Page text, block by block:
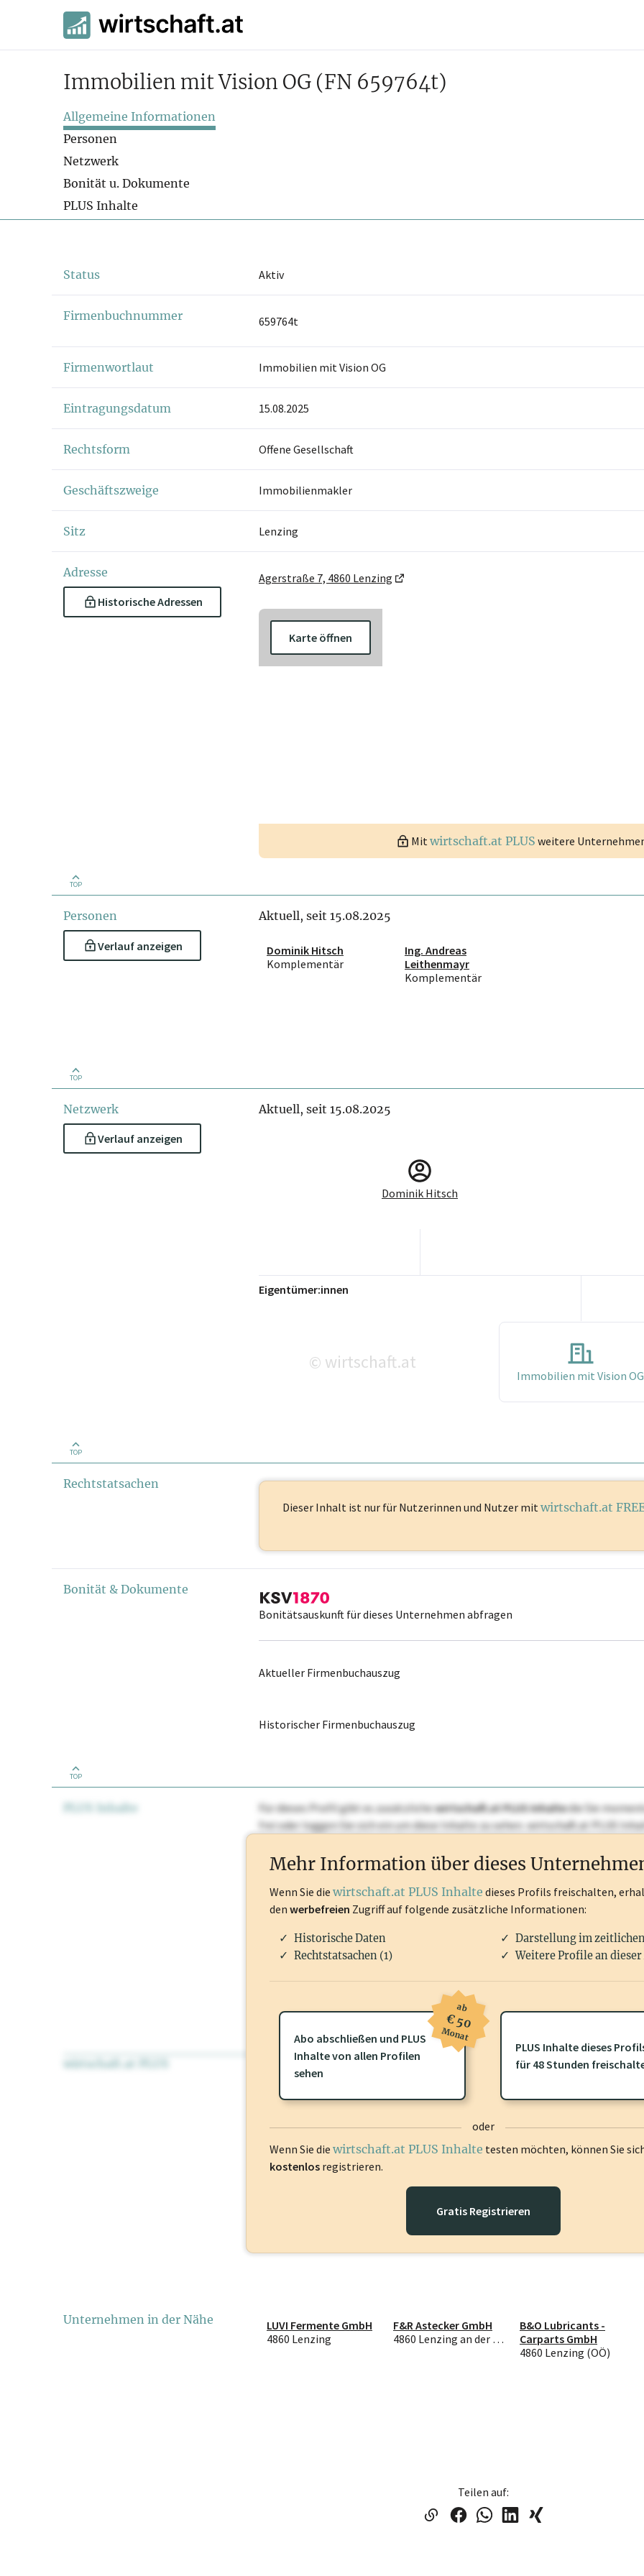
Immobilien mit Vision OG (FN 659764t)
Allgemeine Informationen
Personen
Netzwerk
Bonität u. Dokumente
PLUS Inhalte
Status Aktiv
Firmenbuchnummer 659764t
Firmenwortlaut Immobilien mit Vision OG
Eintragungsdatum 15.08.2025
Rechtsform Offene Gesellschaft
Geschäftszweige Immobilienmakler
Sitz Lenzing
Adresse
Historische Adressen
Agerstraße 7, 4860 Lenzing
Karte öffnen
Mitwirtschaft.at PLUS weitere
TOP
Personen
Verlauf anzeigen
Aktuell, seit 15.08.2025
Dominik Hitsch
Komplementär
Ing. Andreas
Leithenmayr
Komplementär
TOP
Netzwerk
Verlauf anzeigen
Aktuell, seit 15.08.2025
Dominik Hitsch
Eigentümer:innen
© wirtschaft.at
Immobilien mit Vision OG
TOP
Rechtstatsachen
Dieser Inhalt ist nur für Nutzerinnen und Nutzer mit wirtschaft.at
Bonität & Dokumente
Bonitätsauskunft für dieses Unternehmen abfragen
Aktueller Firmenbuchauszug
Historischer Firmenbuchauszug
TOP
PLUS Inhalte Für dieses Profil gibt es zusätzlichewirtschaft.at PLUS Inhaltedie Sie
frei oder loggen Sie sich ein um diese Inhalte zu sehen. wirtschaft.at PLUS
wirtschaft.at PLUS Für dieses Profil gibt es zusätzliche wirtschaft.at PLUS Inhaltedie Sie
frei oder loggen Sie sich ein um diese Inhalte zu sehen.
Mehr Information über dieses
Wenn Sie die wirtschaft.at PLUS Inhalte dieses Profils freischalten,
den werbefreien Zugriff auf folgende zusätzliche Informationen:
Historische Daten
Darstellung im
Rechtstatsachen (1)
Weitere Profile an dieser
Abo abschließen und PLUS
Inhalte von allen Profilen
sehen
ab
€ 50
Monat
PLUS Inhalte dieses
für 48 Stunden
oder
Wenn Sie die wirtschaft.at PLUS Inhalte testen möchten, können Sie
kostenlos registrieren.
Gratis Registrieren
Unternehmen in der Nähe
LUVI Fermente GmbH
4860 Lenzing
F&R Astecker GmbH
4860 Lenzing an der Ager
B&O Lubricants -
Carparts GmbH
4860 Lenzing (OÖ)
Teilen auf: